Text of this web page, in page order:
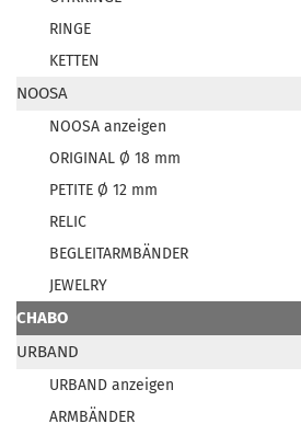
RINGE
KETTEN
NOOSA
NOOSA anzeigen
ORIGINAL Ø 18 mm
PETITE Ø 12 mm
RELIC
BEGLEITARMBÄNDER
JEWELRY
CHABO
URBAND
URBAND anzeigen
ARMBÄNDER